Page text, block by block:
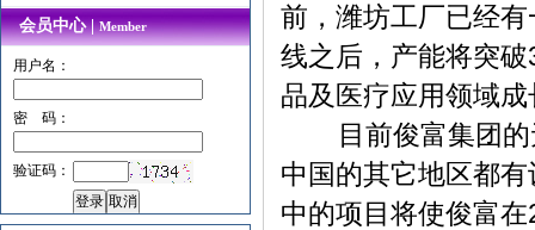
前，潍坊工厂已经
线之后，产能将突
品及医疗应用领域
目前俊富集团的
中国的其它地区都
中的项目将使俊富
会员中心 |Member
用户名：
密 码：
验证码：